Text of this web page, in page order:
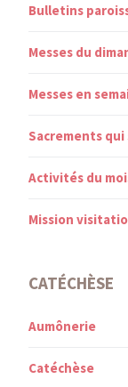
Bulletins
Messes du
Messes en
Sacrements
Activités du
Mission
CATÉCHÈSE
Aumônerie
Catéchèse